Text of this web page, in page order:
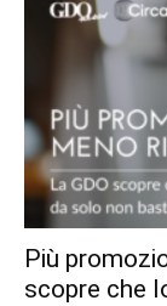
Più
scopre che